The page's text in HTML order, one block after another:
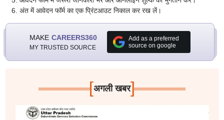
अंत में आवेदन फॉर्म का एक प्रिंटआउट निकाल कर रख लें।
MAKE CAREERS360
MY TRUSTED SOURCE
Add as a preferred
source on google
[अगली खबर]